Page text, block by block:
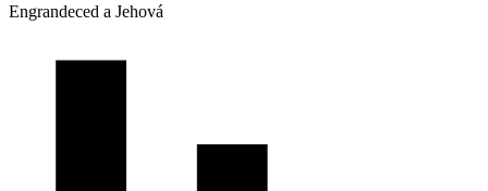
Engrandeced a Jehová